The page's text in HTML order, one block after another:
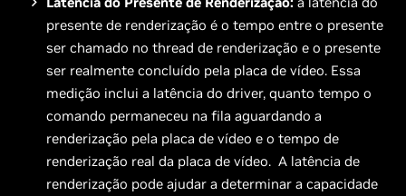
presente de renderização é o tempo entre o presente
ser chamado no thread de renderização e o presente
ser realmente concluído pela placa de vídeo. Essa
medição inclui a latência do driver, quanto tempo o
comando permaneceu na fila aguardando a
renderização pela placa de vídeo e o tempo de
renderização real da placa de vídeo. A latência de
renderização pode ajudar a determinar a capacidade